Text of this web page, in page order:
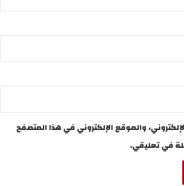
والموقع الإلكتروني في هذا المتصفح
في تعليقي.